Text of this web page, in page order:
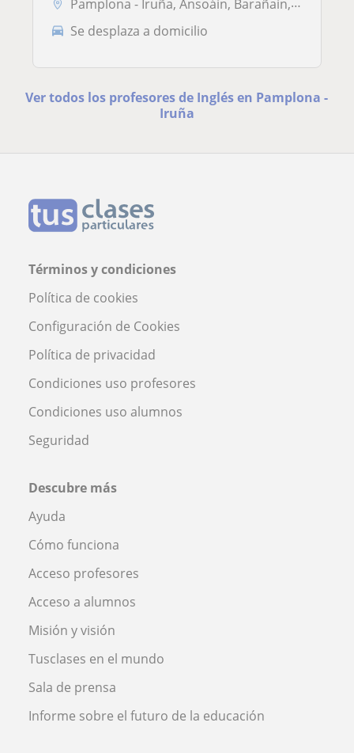
Pamplona - Iruña, Ansoáin, Barañain, Burlada - Burlata
Se desplaza a domicilio
Ver todos los profesores de Inglés en Pamplona -
Iruña
Términos y condiciones
Política de cookies
Configuración de Cookies
Política de privacidad
Condiciones uso profesores
Condiciones uso alumnos
Seguridad
Descubre más
Ayuda
Cómo funciona
Acceso profesores
Acceso a alumnos
Misión y visión
Tusclases en el mundo
Sala de prensa
Informe sobre el futuro de la educación